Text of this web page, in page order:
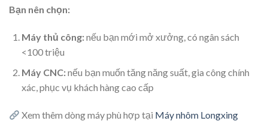
Bạn nên chọn:
Máy thủ công:nếu bạn mới mở xưởng, có ngân sách
<100 triệu
Máy CNC:nếu bạn muốn tăng năng suất, gia công chính
xác, phục vụ khách hàng cao cấp
Xem thêm dòng máy phù hợp tại Máy nhôm Longxing